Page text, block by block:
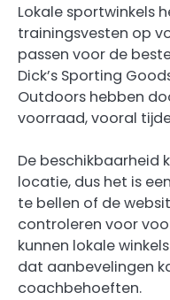
Lokale sportwinkels
trainingsvesten op
passen voor de
Dick’s Sporting
Outdoors hebben
voorraad, vooral
De beschikbaarheid
locatie, dus het is
te bellen of de
controleren voor
kunnen lokale
dat aanbevelingen
coachbehoeften.